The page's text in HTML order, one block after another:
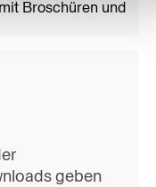
geben